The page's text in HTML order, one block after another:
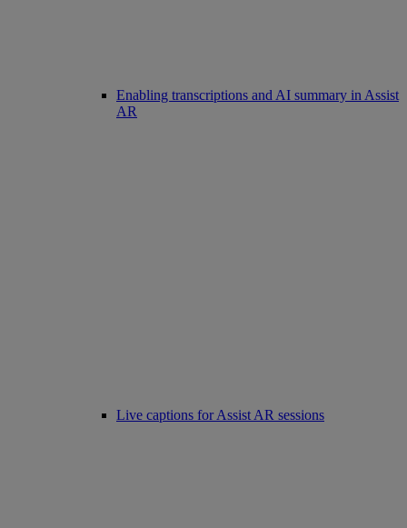
Enabling transcriptions and AI summary in Assist
AR
Live captions for Assist AR sessions